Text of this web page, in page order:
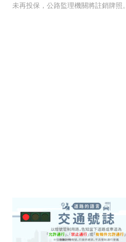
未再投保，公路監理機關將註銷牌照。